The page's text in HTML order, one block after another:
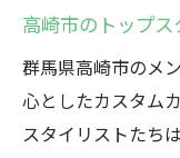
高崎市のトップ
群馬県高崎市のメ
心としたカスタム
スタイリストたち